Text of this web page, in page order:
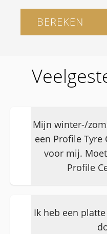
BEREKEN
Mijn winter-/
een Profile Tyre
voor mij.
Profile
welk Profile
Ik heb een